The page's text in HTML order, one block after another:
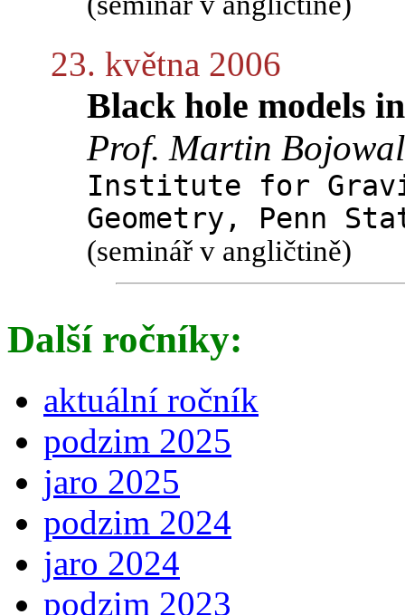
23. května 2006
Black hole models
Prof. Martin
Institute for
Geometry, Penn
(seminář v angličtině)
Další ročníky:
aktuální ročník
podzim 2025
jaro 2025
podzim 2024
jaro 2024
podzim 2023